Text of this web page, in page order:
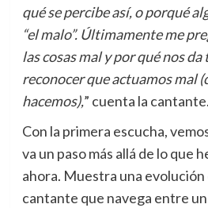
qué se percibe así, o porqué
“el malo”. Últimamente me
las cosas mal y por qué nos
reconocer que actuamos mal
hacemos),” cuenta la cantante.
Con la primera escucha,
va un paso más allá de lo que
ahora. Muestra una evolución
cantante que navega entre